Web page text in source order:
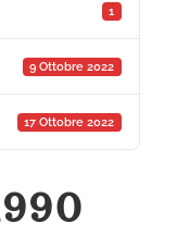
1
9 Ottobre 2022
17 Ottobre 2022